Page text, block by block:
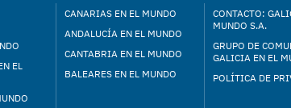
EL
CANARIAS EN EL MUNDO
ANDALUCÍA EN EL MUNDO
CANTABRIA EN EL MUNDO
BALEARES EN EL MUNDO
CONTACTO:
MUNDO S.A.
GRUPO DE
GALICIA EN EL
POLÍTICA DE